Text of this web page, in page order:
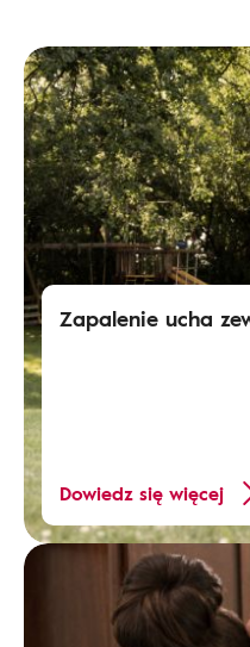
Zapalenie ucha
Dowiedz się więcej